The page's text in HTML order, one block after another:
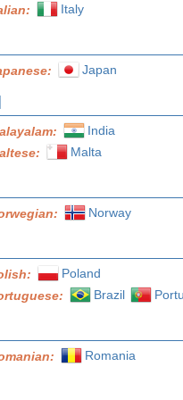
Italy
Japan
India
Malta
Norway
Poland
Brazil
Romania